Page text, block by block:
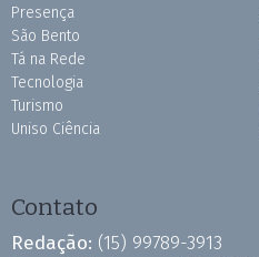
Presença
São Bento
Tá na Rede
Tecnologia
Turismo
Uniso Ciência
Contato
Redação: (15) 99789-3913